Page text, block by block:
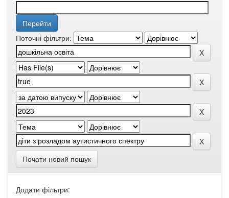
Поточні фільтри:
Почати новий пошук
Додати фільтри: